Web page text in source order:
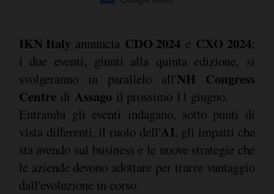
IKN Italyannuncia CDO 2024e CXO 2024:
i due eventi, giunti alla quinta edizione, si
svolgeranno in parallelo all'NH Congress
Centre di Assagoil prossimo 11 giugno.
Entrambi gli eventi indagano, sotto punti di
vista differenti, il ruolo dell'AI, gli impatti che
sta avendo sul business e le nuove strategie che
le aziende devono adottare per trarre vantaggio
dall'evoluzione in corso.